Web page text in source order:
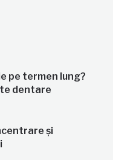
pe termen lung?
dentare
și